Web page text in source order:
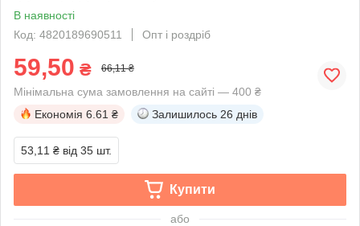
В наявності
Код: 4820189690511
Опт і роздріб
59,50 ₴ 66,11 ₴
Мінімальна сума замовлення на сайті — 400 ₴
Економія 6.61 ₴ Залишилось 26 днів
53,11 ₴ від 35 шт.
Купити
або